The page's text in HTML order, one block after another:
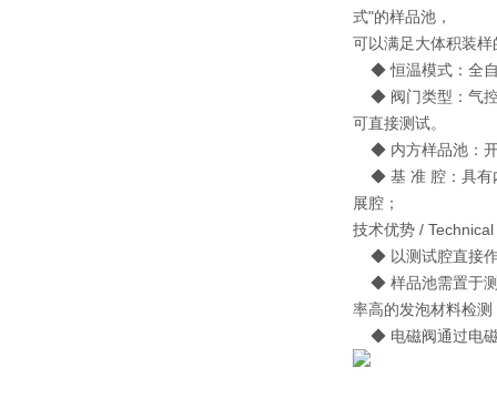
式"的样品池，
可以满足大体积装
◆ 恒温模式：全自
◆ 阀门类型：气控
可直接测试。
◆ 内方样品池：开
◆ 基 准 腔：具有
展腔；
技术优势 /
◆ 以测试腔直接作
◆ 样品池需置于测
率高的发泡材料检测
◆ 电磁阀通过电磁